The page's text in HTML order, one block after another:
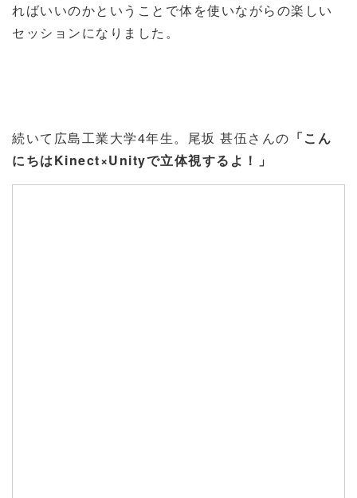
ればいいのかということで体を使いながらの楽しい
セッションになりました。
続いて広島工業大学4年生。尾坂 甚伍さんの 「こん
にちはKinect×Unityで立体視するよ！」